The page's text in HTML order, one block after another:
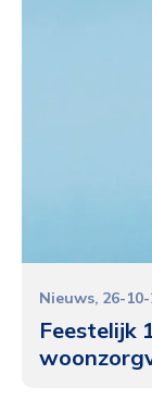
Feestelijk
Nieuws 26-